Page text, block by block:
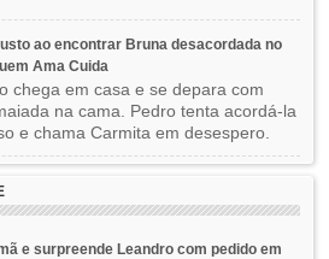
ao encontrar Bruna desacordada no
Ama Cuida
chega em casa e se depara com
na cama. Pedro tenta acordá-la
e chama Carmita em desespero.
e surpreende Leandro com pedido em